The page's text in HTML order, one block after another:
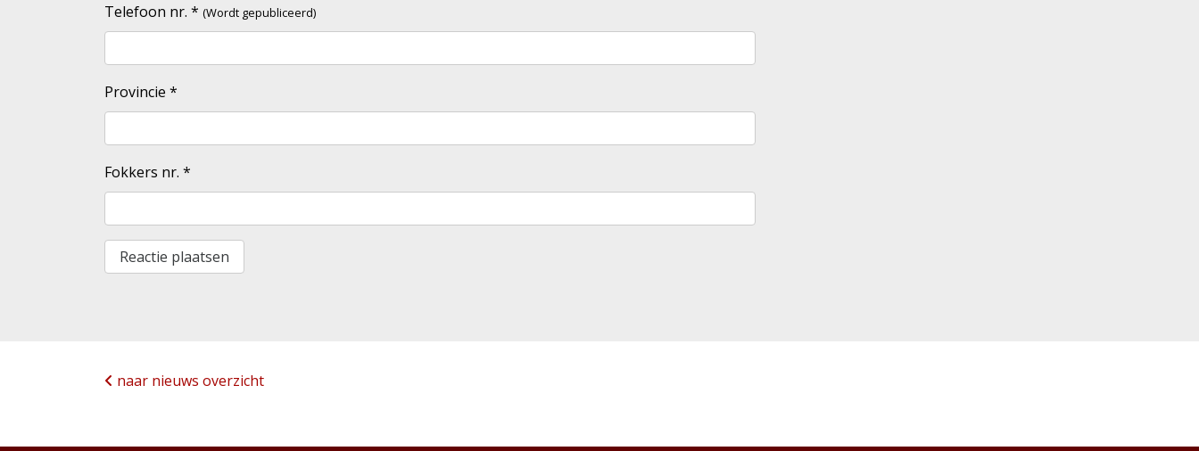
Telefoon nr. * (Wordt gepubliceerd)
Provincie *
Fokkers nr. *
naar nieuws overzicht